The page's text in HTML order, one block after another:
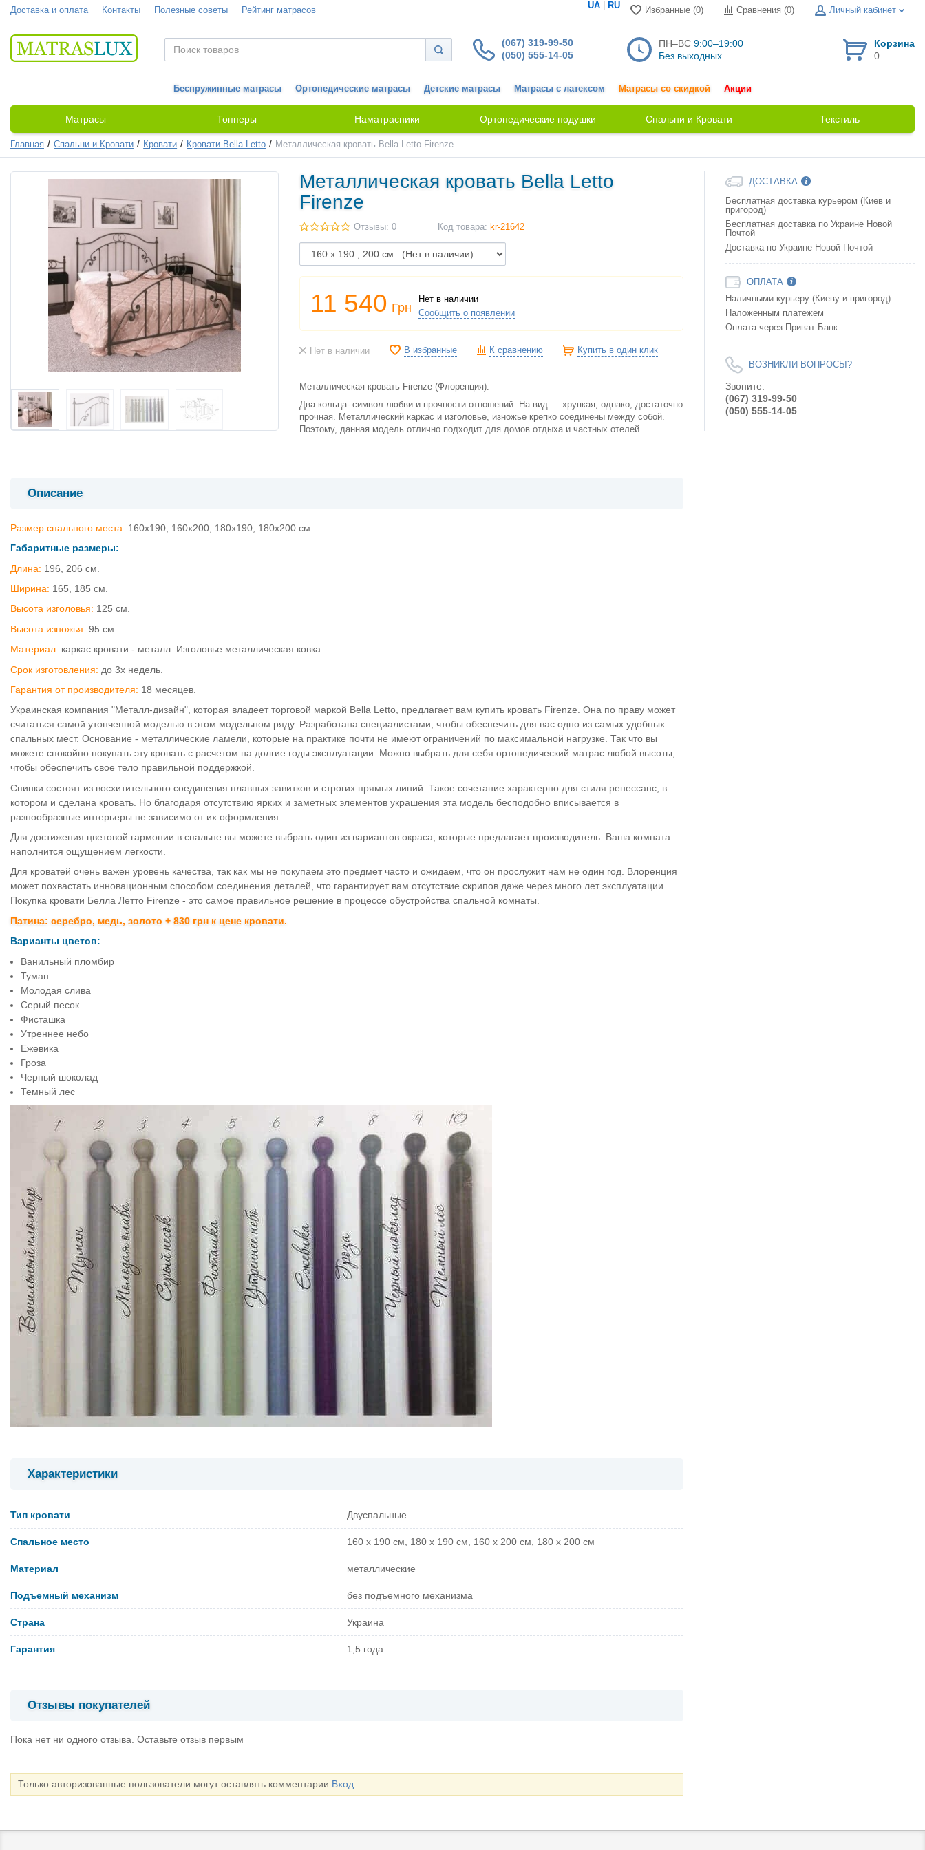
Доставка и оплата Контакты Полезные советы Рейтинг матрасов UA RU Избранные (0) Сравнения (0) Личный кабинет
(067) 319-99-50
(050) 555-14-05
ПН–ВС 9:00–19:00
Без выходных
Корзина
0
Беспружинные матрасы Ортопедические матрасы Детские матрасы Матрасы с латексом Матрасы со скидкой Акции
Матрасы Топперы Наматрасники Ортопедические подушки Спальни и Кровати Текстиль
Главная Спальни и Кровати Кровати Кровати Bella Letto Металлическая кровать Bella Letto Firenze
Металлическая кровать Bella Letto
Firenze
Отзывы: 0 Код товара: kr-21642
11 540 Грн
Нет в наличии
Сообщить о появлении
Нет в наличии В избранные К сравнению Купить в один клик
Металлическая кровать Firenze (Флоренция).
Два кольца- символ любви и прочности отношений. На вид ― хрупкая, однако, достаточно
прочная. Металлический каркас и изголовье, изножье крепко соединены между собой.
Поэтому, данная модель отлично подходит для домов отдыха и частных отелей.
Описание
Размер спального места: 160х190, 160х200, 180х190, 180х200 см.
Габаритные размеры:
Длина: 196, 206 см.
Ширина: 165, 185 см.
Высота изголовья: 125 см.
Высота изножья: 95 см.
Материал: каркас кровати - металл. Изголовье металлическая ковка.
Срок изготовления: до 3х недель.
Гарантия от производителя: 18 месяцев.
Украинская компания "Металл-дизайн", которая владеет торговой маркой Bella Letto, предлагает вам купить кровать Firenze. Она по праву может
считаться самой утонченной моделью в этом модельном ряду. Разработана специалистами, чтобы обеспечить для вас одно из самых удобных
спальных мест. Основание - металлические ламели, которые на практике почти не имеют ограничений по максимальной нагрузке. Так что вы
можете спокойно покупать эту кровать с расчетом на долгие годы эксплуатации. Можно выбрать для себя ортопедический матрас любой высоты,
чтобы обеспечить свое тело правильной поддержкой.
Спинки состоят из восхитительного соединения плавных завитков и строгих прямых линий. Такое сочетание характерно для стиля ренессанс, в
котором и сделана кровать. Но благодаря отсутствию ярких и заметных элементов украшения эта модель бесподобно вписывается в
разнообразные интерьеры не зависимо от их оформления.
Для достижения цветовой гармонии в спальне вы можете выбрать один из вариантов окраса, которые предлагает производитель. Ваша комната
наполнится ощущением легкости.
Для кроватей очень важен уровень качества, так как мы не покупаем это предмет часто и ожидаем, что он прослужит нам не один год. Влоренция
может похвастать инновационным способом соединения деталей, что гарантирует вам отсутствие скрипов даже через много лет эксплуатации.
Покупка кровати Белла Летто Firenze - это самое правильное решение в процессе обустройства спальной комнаты.
Патина: серебро, медь, золото + 830 грн к цене кровати.
Варианты цветов:
Ванильный пломбир
Туман
Молодая слива
Серый песок
Фисташка
Утреннее небо
Ежевика
Гроза
Черный шоколад
Темный лес
Характеристики
Тип кровати Двуспальные
Спальное место 160 x 190 см, 180 x 190 см, 160 x 200 см, 180 x 200 см
Материал металлические
Подъемный механизм без подъемного механизма
Страна Украина
Гарантия 1,5 года
Отзывы покупателей
Пока нет ни одного отзыва. Оставьте отзыв первым
Только авторизованные пользователи могут оставлять комментарии Вход
ДОСТАВКА
Бесплатная доставка курьером (Киев и
пригород)
Бесплатная доставка по Украине Новой
Почтой
Доставка по Украине Новой Почтой
ОПЛАТА
Наличными курьеру (Киеву и пригород)
Наложенным платежем
Оплата через Приват Банк
ВОЗНИКЛИ ВОПРОСЫ?
Звоните:
(067) 319-99-50
(050) 555-14-05